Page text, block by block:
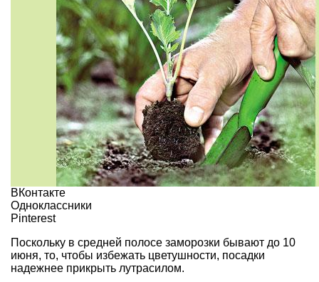
ВКонтакте
Одноклассники
Pinterest
Поскольку в средней полосе заморозки бывают до 10
июня, то, чтобы избежать цветушности, посадки
надежнее прикрыть лутрасилом.